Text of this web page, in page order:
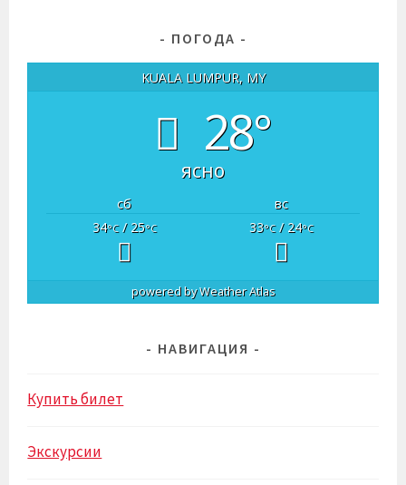
ПОГОДА
KUALA LUMPUR, MY
28°
ясно
сб
вс
34°C/ 25°C 33°C/ 24°C
powered byWeather Atlas
НАВИГАЦИЯ
Купить билет
Экскурсии